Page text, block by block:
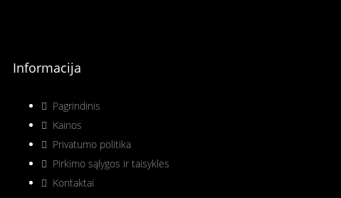
Informacija
Pagrindinis
Kainos
Privatumo politika
Pirkimo sąlygos ir taisyklės
Kontaktai